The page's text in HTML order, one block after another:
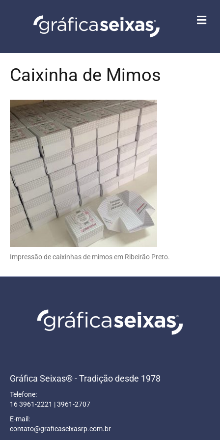
M
E
Caixinha de Mimos
Impressão de caixinhas de mimos em Ribeirão Preto.
Gráfica Seixas® - Tradição desde 1978
Telefone:
16 3961-2221 | 3961-2707
E-mail:
contato@graficaseixasrp.com.br